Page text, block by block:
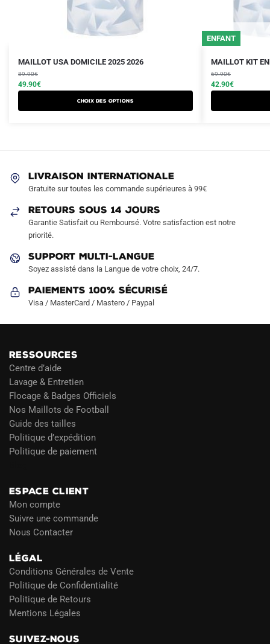
MAILLOT USA DOMICILE 2025 2026
89.90€
Le
prix
initial
était :
49.90€
Le
prix
actuel
est :
Choix des options
Ce
produit
a
être
choisies
sur
page
produit
ENFANT
MAILLOT KIT
69.90€
Le
prix
initial
était :
42.90€
Le
prix
actuel
est :
Ce
produit
a
la
LIVRAISON INTERNATIONALE
Gratuite sur toutes les commande supérieures à 99€
RETOURS SOUS 14 JOURS
Garantie Satisfait ou Remboursé. Votre satisfaction est notre
priorité.
SUPPORT MULTI-LANGUE
Soyez assisté dans la Langue de votre choix, 24/7.
Paiements 100% Sécurisé
Visa / MasterCard / Mastero / Paypal
RESSOURCES
Centre d’aide
Lavage & Entretien
Flocage & Badges Officiels
Nos Maillots de Football
Guide des tailles
Politique d’expédition
Politique de paiement
ESPACE CLIENT
Mon compte
Suivre une commande
Nous Contacter
LÉGAL
Conditions Générales de Vente
Politique de Confidentialité
Politique de Retours
Mentions Légales
SUIVEZ-NOUS